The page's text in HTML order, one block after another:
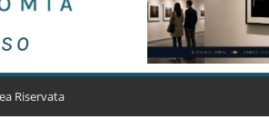
Riservata